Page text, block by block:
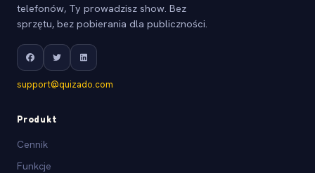
telefonów, Ty prowadzisz show. Bez
sprzętu, bez pobierania dla publiczności.
support@quizado.com
Produkt
Cennik
Funkcje